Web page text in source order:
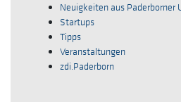
Neuigkeiten aus Paderborner
Startups
Tipps
Veranstaltungen
zdi.Paderborn